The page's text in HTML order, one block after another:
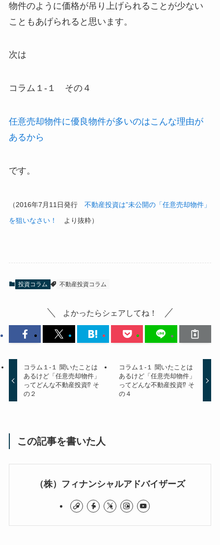
物件のように価格が吊り上げられることが少ない
こともあげられると思います。
次は
コラム１-１ その４
任意売却物件に優良物件が多いのはこんな理由が
あるから
です。
（2016年7月11日発行 不動産投資は”未公開の「任意売却物件」
を狙いなさい！
より抜粋）
投資コラム 不動産投資コラム
よかったらシェアしてね！
コラム１-１ 聞いたことは
あるけど「任意売却物件」
ってどんな不動産投資⁉︎ そ
の２
コラム１-１ 聞いたことは
あるけど「任意売却物件」
ってどんな不動産投資⁉︎ そ
の４
この記事を書いた人
（株）フィナンシャルアドバイザーズ